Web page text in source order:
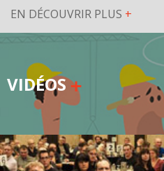
EN DÉCOUVRIR PLUS +
VIDÉOS